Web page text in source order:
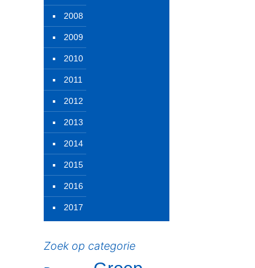
2008
2009
2010
2011
2012
2013
2014
2015
2016
2017
Zoek op categorie